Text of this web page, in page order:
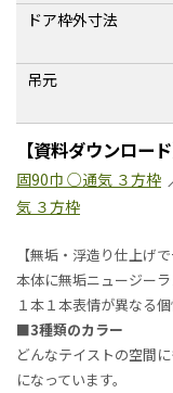
ドア枠外寸法
吊元
【資料ダウンロード
固90巾 ○通気 ３方枠
気 ３方枠
【無垢・浮造り仕上げ
本体に無垢ニュージー
１本１本表情が異なる
■3種類のカラー
どんなテイストの空間
になっています。